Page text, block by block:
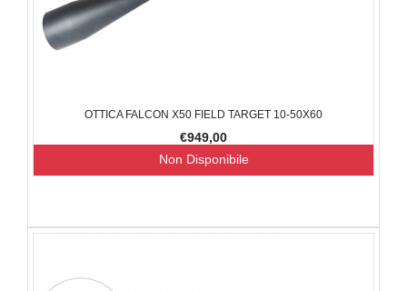
OTTICA FALCON X50 FIELD TARGET 10-50X60
€949,00
Non Disponibile